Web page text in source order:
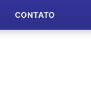
CONTATO